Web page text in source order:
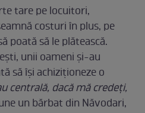
tare pe locuitori,
costuri în plus, pe
poată să le plătească.
unii oameni și-au
să își achiziționeze o
centrală, dacă mă credeți,
un bărbat din Năvodari,